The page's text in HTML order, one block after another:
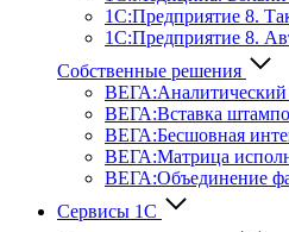
1С:Предприятие 8.
1С:Предприятие 8.
Собственные решения
ВЕГА:Аналитичес­кий
ВЕГА:Вставка
ВЕГА:Бесшовная
ВЕГА:Матрица
ВЕГА:Объединение
Сервисы 1С